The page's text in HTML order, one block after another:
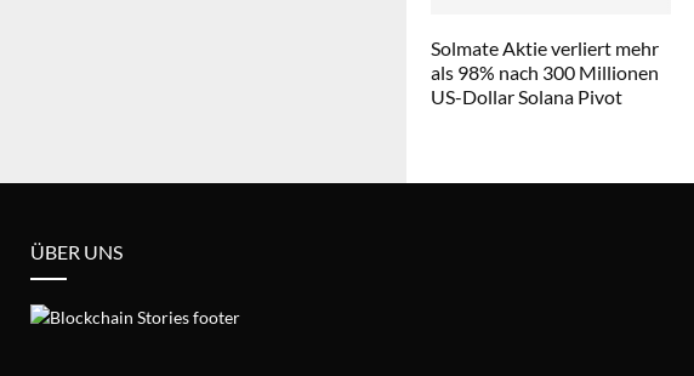
Solmate Aktie verliert mehr
als 98% nach 300 Millionen
US-Dollar Solana Pivot
ÜBER UNS